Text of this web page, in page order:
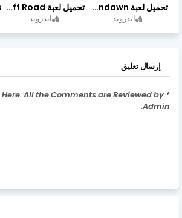
تحميل لعبة Undawn مهكرة للأندرويد أخر إصدار | تحميل مباشر + موارد غير محدودة
اندرويد
تحميل لعبة Trucks Off Road مهكرة اخر اصدار
اندرويد
إرسال تعليق
Here. All the Comments are Reviewed by
Admin.